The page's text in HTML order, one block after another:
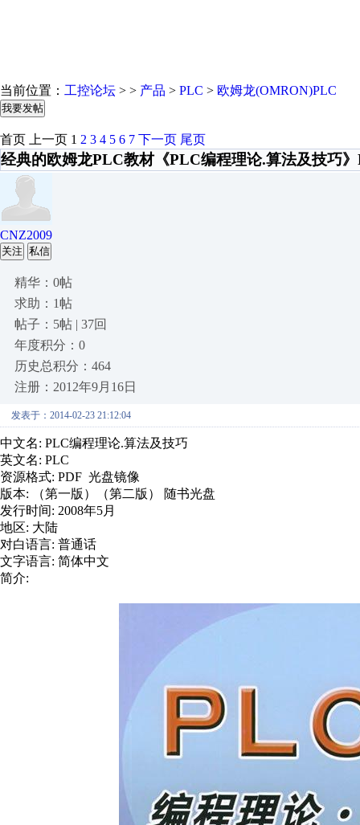
当前位置： 工控论坛 > > 产品 > PLC > 欧姆龙(OMRON)PLC
我要发帖
首页 上一页 1 2 3 4 5 6 7 下一页 尾页
经典的欧姆龙PLC教材《PLC编程理论.算法及技巧
CNZ2009
关注 私信
精华：0帖
求助：1帖
帖子：5帖 | 37回
年度积分：0
历史总积分：464
注册：2012年9月16日
发表于：2014-02-23 21:12:04
中文名: PLC编程理论.算法及技巧
英文名: PLC
资源格式: PDF 光盘镜像
版本: （第一版）（第二版） 随书光盘
发行时间: 2008年5月
地区: 大陆
对白语言: 普通话
文字语言: 简体中文
简介: